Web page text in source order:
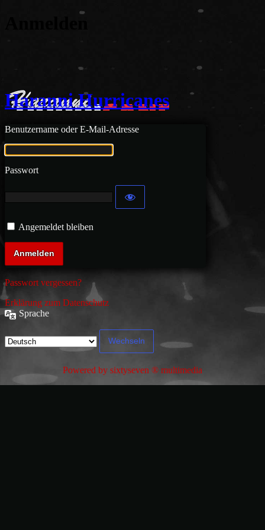
Haranni Hurricanes
Benutzername oder E-Mail-Adresse
Passwort
Angemeldet bleiben
Passwort vergessen?
Erklärung zum Datenschutz
Sprache
Powered by sixtyseven ® multimedia